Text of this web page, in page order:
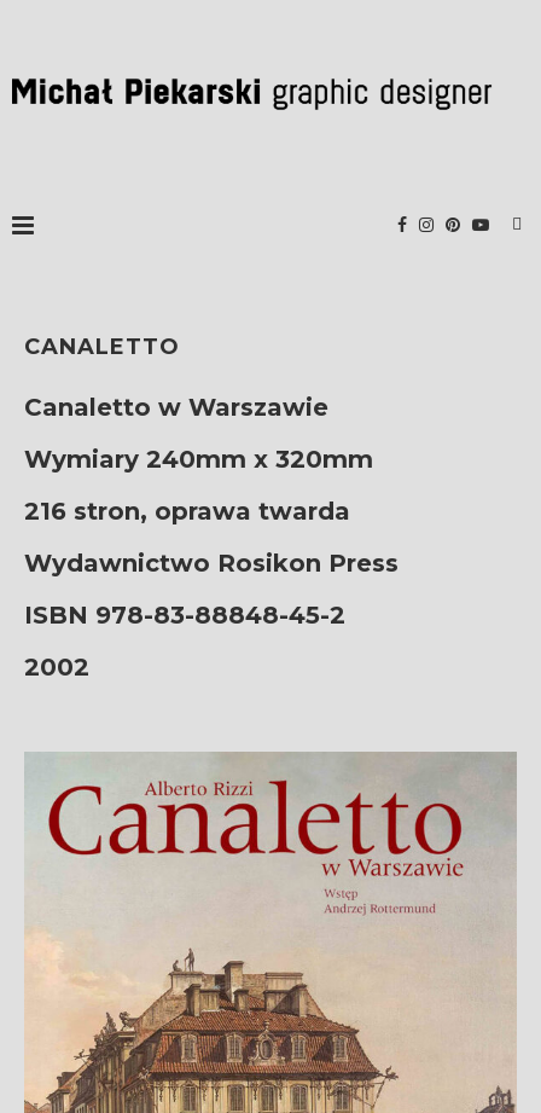
CANALETTO
Canaletto w Warszawie
Wymiary 240mm x 320mm
216 stron, oprawa twarda
Wydawnictwo Rosikon Press
ISBN 978-83-88848-45-2
2002